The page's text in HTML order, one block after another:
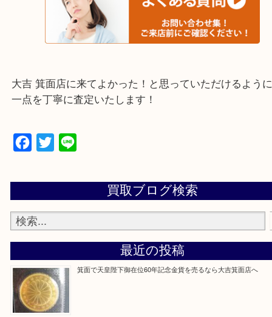
☆当店でよく聞くお伺い集☆
下記バナーではお客様から日頃ご相談いただく内容
ております。
ご不安な方は是非参考にしてくださいね。
大吉 箕面店に来てよかった！と思っていただける
一点を丁寧に査定いたします！